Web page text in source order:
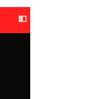
💵 ПЛАТИ ВО